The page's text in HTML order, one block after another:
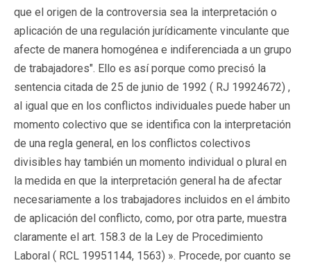
que el origen de la controversia sea la interpretación o
aplicación de una regulación jurídicamente vinculante que
afecte de manera homogénea e indiferenciada a un grupo
de trabajadores". Ello es así porque como precisó la
sentencia citada de 25 de junio de 1992 ( RJ 19924672) ,
al igual que en los conflictos individuales puede haber un
momento colectivo que se identifica con la interpretación
de una regla general, en los conflictos colectivos
divisibles hay también un momento individual o plural en
la medida en que la interpretación general ha de afectar
necesariamente a los trabajadores incluidos en el ámbito
de aplicación del conflicto, como, por otra parte, muestra
claramente el art. 158.3 de la Ley de Procedimiento
Laboral ( RCL 19951144, 1563) ». Procede, por cuanto se